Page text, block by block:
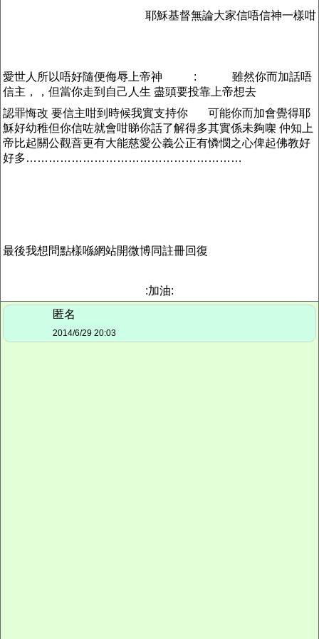
耶穌基督無論大家信唔信神一樣咁
愛世人所以唔好隨便侮辱上帝神 :
雖然你而加話唔
信主，，但當你走到自己人生 盡頭要投靠上帝想去
認罪悔改 要信主咁到時候我實支持你
可能你而加會覺得耶
穌好幼稚但你信咗就會咁睇你話了解得多其實係未夠㗎 仲知上
帝比起關公觀萻更有大能慈愛公義公正有憐憫之心俾起佛教好
好多…………………………………………………
最後我想問點樣喺網站開微博同註冊回復
:加油:
匿名
2014/6/29 20:03